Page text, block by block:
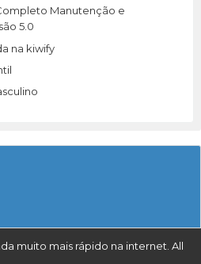
Manutenção e
5.0
na kiwify
muito mais rápido na internet. All